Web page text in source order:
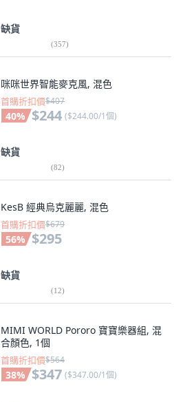
缺貨
(357)
咪咪世界智能麥克風, 混色
首購折扣價$407
40% $244 ($244.00/1個)
缺貨
(82)
KesB 經典烏克麗麗, 混色
首購折扣價$679
56% $295
缺貨
(12)
MIMI WORLD Pororo 寶寶樂器組, 混
合顏色, 1個
首購折扣價$564
38% $347 ($347.00/1個)